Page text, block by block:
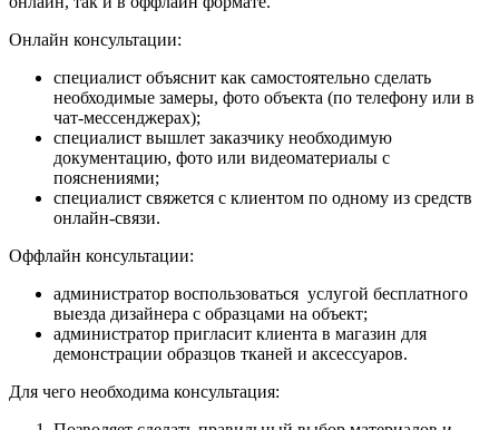
Онлайн консультации:
специалист объяснит как самостоятельно сделать
необходимые замеры, фото объекта (по телефону или в
чат-мессенджерах);
специалист вышлет заказчику необходимую
документацию, фото или видеоматериалы с
пояснениями;
специалист свяжется с клиентом по одному из средств
онлайн-связи.
Оффлайн консультации:
администратор воспользоваться услугой бесплатного
выезда дизайнера с образцами на объект;
администратор пригласит клиента в магазин для
демонстрации образцов тканей и аксессуаров.
Для чего необходима консультация: